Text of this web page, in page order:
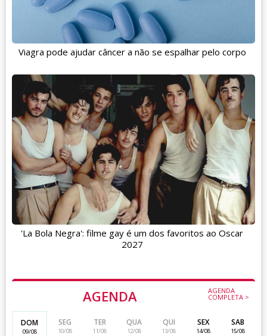
AGENDA AGENDA
COMPLETA >
DOM
09/08
SEG
10/08
TER
11/08
QUA
12/08
QUI
13/08
SEX
14/08
SAB
15/08
Viagra pode ajudar câncer a não se espalhar pelo corpo
'La Bola Negra': filme gay é um dos favoritos ao Oscar
2027